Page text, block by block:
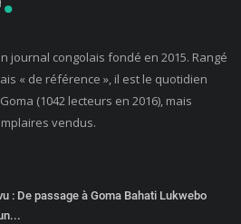
journal congolais fondé en 2015. Rangé
« de référence », il est le quotidien
(1042 lecteurs en 2016), mais
vendus.
: De passage à Goma Bahati Lukwebo